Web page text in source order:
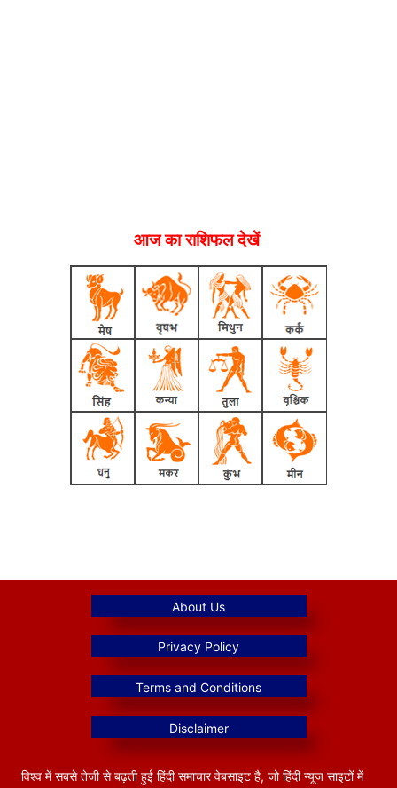
आज का राशिफल देखें
विश्व में सबसे तेजी से बढ़ती हुई हिंदी समाचार वेबसाइट है, जो हिंदी न्यूज साइटों में